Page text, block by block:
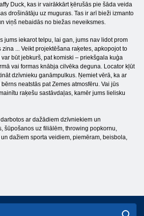
Duck, kas ir vairākkārt ķērušās pie šāda veida
drošinātāju uz muguras. Tas ir arī bieži izmanto
viņš nebaidās no biežas neveiksmes.
jums iekarot telpu, lai gan, jums nav lidot prom
... Veikt projektēšana raķetes, apkopojot to
būt jebkurš, pat komiski – priekšgala kuģa
vai formas knābja cilvēka deguna. Locator kļūt
dzīvnieku ganāmpulkus. Ņemiet vērā, ka ar
neatstās pat Zemes atmosfēru. Vai jūs
raķešu sastāvdaļas, kamēr jums lielisku
ar dažādiem dzīvniekiem un
šūpošanos uz filiālēm, throwing popkornu,
dažiem sporta veidiem, piemēram, beisbola,